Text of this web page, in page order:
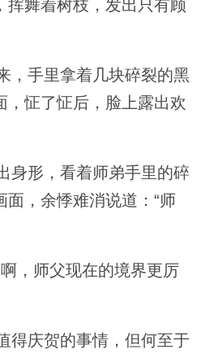
挥舞着树枝，发出只有顾
手里拿着几块碎裂的黑
，怔了怔后，脸上露出欢
形，看着师弟手里的碎
，余悸难消说道：“师
，师父现在的境界更厉
庆贺的事情，但何至于